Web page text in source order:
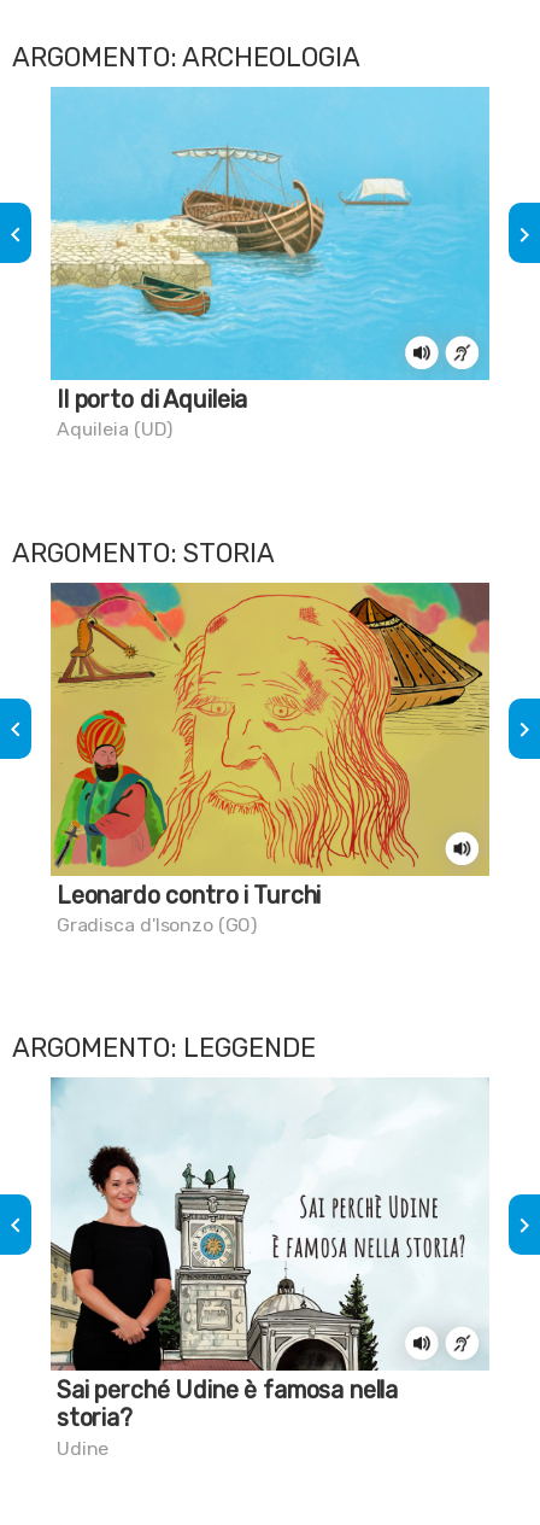
ARGOMENTO: ARCHEOLOGIA
Il porto di Aquileia
Aquileia (UD)
keyboard_arrow_left keyboard_arrow_right
ARGOMENTO: STORIA
Leonardo contro i Turchi
Gradisca d'Isonzo (GO)
keyboard_arrow_left keyboard_arrow_right
ARGOMENTO: LEGGENDE
Sai perché Udine è famosa nella
storia?
Udine
keyboard_arrow_left keyboard_arrow_right